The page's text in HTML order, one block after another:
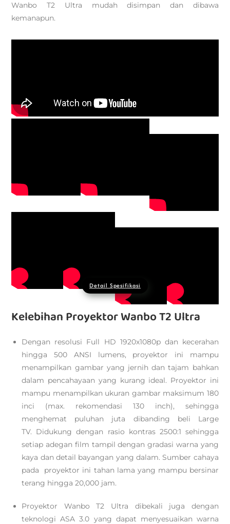
Wanbo T2 Ultra mudah disimpan dan dibawa
kemanapun.
Detail Spesifikasi
Kelebihan Proyektor Wanbo T2 Ultra
Dengan resolusi Full HD 1920x1080p dan kecerahan
hingga 500 ANSI lumens, proyektor ini mampu
menampilkan gambar yang jernih dan tajam bahkan
dalam pencahayaan yang kurang ideal. Proyektor ini
mampu menampilkan ukuran gambar maksimum 180
inci (max. rekomendasi 130 inch), sehingga
menghemat puluhan juta dibanding beli Large
TV. Didukung dengan rasio kontras 2500:1 sehingga
setiap adegan film tampil dengan gradasi warna yang
kaya dan detail bayangan yang dalam. Sumber cahaya
pada proyektor ini tahan lama yang mampu bersinar
terang hingga 20,000 jam.
Proyektor Wanbo T2 Ultra dibekali juga dengan
teknologi ASA 3.0 yang dapat menyesuaikan warna